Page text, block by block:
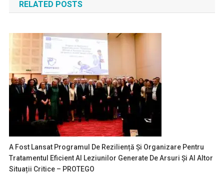
articole
RELATED POSTS
A Fost Lansat Programul De Reziliență Și Organizare Pentru
Tratamentul Eficient Al Leziunilor Generate De Arsuri Și Al Altor
Situații Critice – PROTEGO